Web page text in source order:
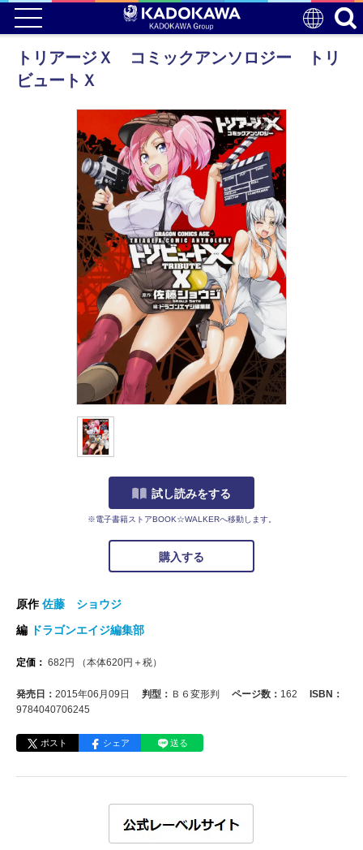
トリアージＸ コミックアンソロジー トリ
ビュートＸ
試し読みをする
※電子書籍ストアBOOK☆WALKERへ移動します。
購入する
原作佐藤 ショウジ
編 ドラゴンエイジ編集部
定価： 682 円 （本体620円＋税）
発売日： 2015年06月09日 判型： Ｂ６変形判 ページ数： 162
ISBN：
9784040706245
ポスト シェア 送る